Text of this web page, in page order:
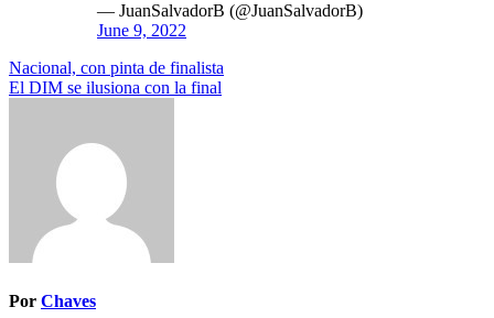
— JuanSalvadorB (@JuanSalvadorB)
June 9, 2022
Navegación
de
Nacional, con pinta de finalista
El DIM se ilusiona con la final
Por Chaves